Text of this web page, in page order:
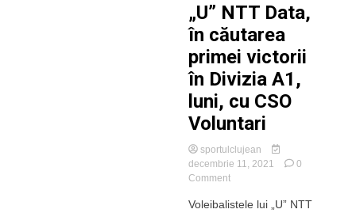
„U” NTT Data,
în căutarea
primei victorii
în Divizia A1,
luni, cu CSO
Voluntari
sportulclujean
decembrie 11, 2021
0
Commenton
NTT
Voleibalistele lui „U” NTT